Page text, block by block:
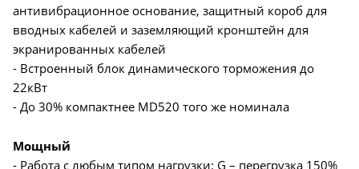
антивибрационное основание, защитный короб для
вводных кабелей и заземляющий кронштейн для
экранированных кабелей
- Встроенный блок динамического торможения до
22кВт
- До 30% компактнее MD520 того же номинала
Мощный
- Работа с любым типом нагрузки: G – перегрузка 150%